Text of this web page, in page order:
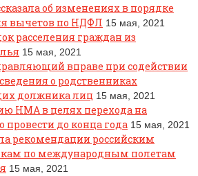
об изменениях в порядке
вычетов по НДФЛ 15 мая, 2021
расселения граждан из
15 мая, 2021
вправе при содействии
о родственниках
должника лиц 15 мая, 2021
НМА в целях перехода на
провести до конца года 15 мая, 2021
рекомендации российским
по международным полетам
15 мая, 2021